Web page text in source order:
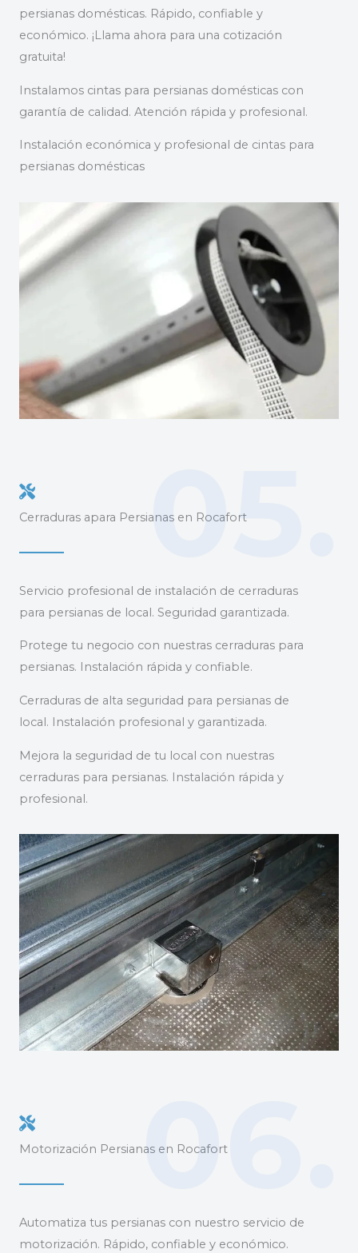
persianas domésticas. Rápido, confiable y
económico. ¡Llama ahora para una cotización
gratuita!
Instalamos cintas para persianas domésticas con
garantía de calidad. Atención rápida y profesional.
Instalación económica y profesional de cintas para
persianas domésticas
Cerraduras apara Persianas en Rocafort
05.
Servicio profesional de instalación de cerraduras
para persianas de local. Seguridad garantizada.
Protege tu negocio con nuestras cerraduras para
persianas. Instalación rápida y confiable.
Cerraduras de alta seguridad para persianas de
local. Instalación profesional y garantizada.
Mejora la seguridad de tu local con nuestras
cerraduras para persianas. Instalación rápida y
profesional.
Motorización Persianas en Rocafort
06.
Automatiza tus persianas con nuestro servicio de
motorización. Rápido, confiable y económico.